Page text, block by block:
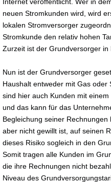
neuen Stromkunden wird, wird
lokalen Stromversorger
Stromkunde den relativ hohen
Zurzeit ist der Grundversorger in
Nun ist der Grundversorger
Haushalt entweder mit Gas oder
sind hier auch Kunden mit
und das kann für das
Begleichung seiner
aber nicht gewillt ist, auf seinen
dieses Risiko sogleich in den
Somit tragen alle Kunden im
die ihre Rechnungen nicht
Niveau des